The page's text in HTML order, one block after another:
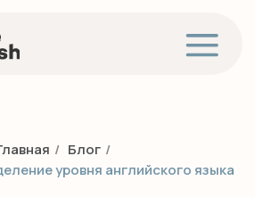
/ Блог /
уровня английского языка